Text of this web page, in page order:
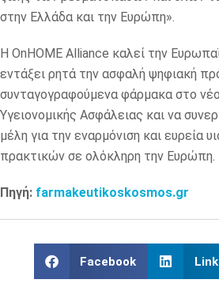
στην Ελλάδα και την Ευρώπη».
Η OnHOME Alliance καλεί την
εντάξει ρητά την ασφαλή ψηφιακή
συνταγογραφούμενα φάρμακα στο
Υγειονομικής Ασφάλειας και να
μέλη για την εναρμόνιση και ευρεία
πρακτικών σε ολόκληρη την Ευρώπη.
Πηγή: farmakeutikoskosmos.gr
Facebook